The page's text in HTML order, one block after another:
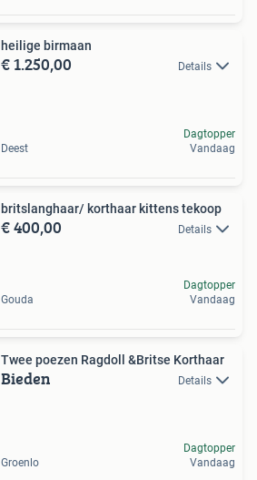
heilige birmaan
€ 1.250,00 Details
Deest
Dagtopper
Vandaag
britslanghaar/ korthaar kittens tekoop
€ 400,00 Details
Gouda
Dagtopper
Vandaag
Twee poezen Ragdoll &Britse Korthaar
Bieden Details
Groenlo
Dagtopper
Vandaag